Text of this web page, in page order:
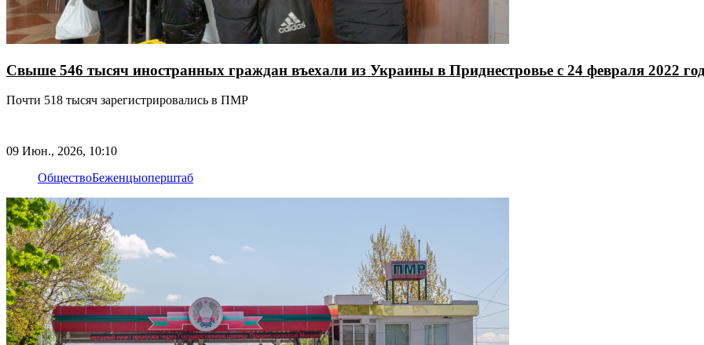
Свыше 546 тысяч иностранных граждан въехали из Украины в Приднестровье с 24 февраля 2022
Почти 518 тысяч зарегистрировались в ПМР
09 Июн., 2026, 10:10
ОбществоБеженцыоперштаб